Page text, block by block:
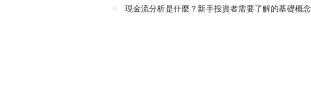
現金流分析是什麼？新手投資者需要了解的基礎概念